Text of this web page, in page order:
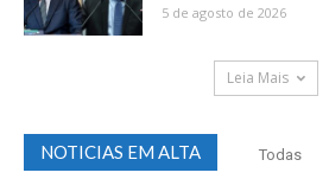
5 de agosto de 2026
Leia Mais
NOTICIAS EM ALTA Todas